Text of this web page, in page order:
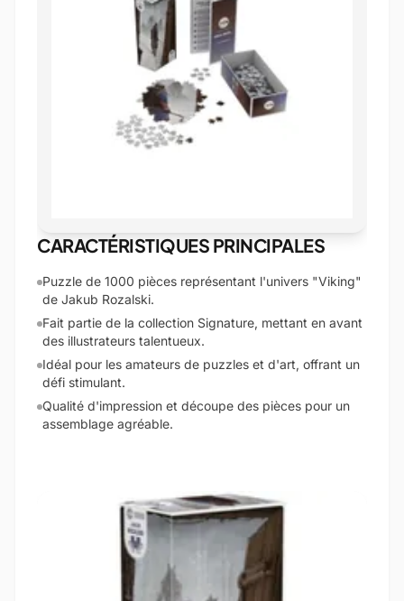
CARACTÉRISTIQUES PRINCIPALES
Puzzle de 1000 pièces représentant l'univers "Viking"
de Jakub Rozalski.
Fait partie de la collection Signature, mettant en avant
des illustrateurs talentueux.
Idéal pour les amateurs de puzzles et d'art, offrant un
défi stimulant.
Qualité d'impression et découpe des pièces pour un
assemblage agréable.